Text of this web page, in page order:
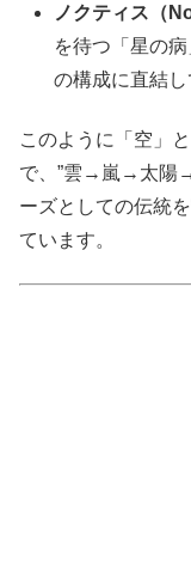
ノクティス（
を待つ「星の
の構成に直結し
このように「空」
で、”雲→嵐→太陽→
ーズとしての伝統
ています。